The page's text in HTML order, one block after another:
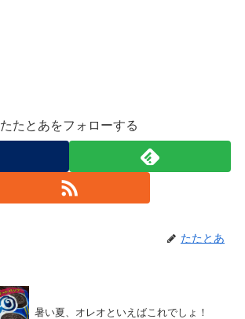
たたとあをフォローする
たたとあ
暑い夏、オレオといえばこれでしょ！